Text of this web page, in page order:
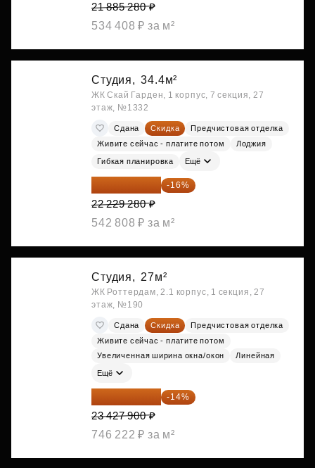
21 885 280 ₽
534 408 ₽ за м²
Студия, 34.4м²
ЖК Скай Гарден, 1 корпус, 7 секция, 27
этаж, №1332
Сдана Скидка
Предчистовая отделка
Живите сейчас - платите потом
Лоджия
Гибкая планировка Ещё
18 672 595 ₽ -16%
22 229 280 ₽
542 808 ₽ за м²
Студия, 27м²
ЖК Роттердам, 2.1 корпус, 1 секция, 27
этаж, №190
Сдана Скидка
Предчистовая отделка
Живите сейчас - платите потом
Увеличенная ширина окна/окон
Линейная
Ещё
20 147 994 ₽ -14%
23 427 900 ₽
746 222 ₽ за м²